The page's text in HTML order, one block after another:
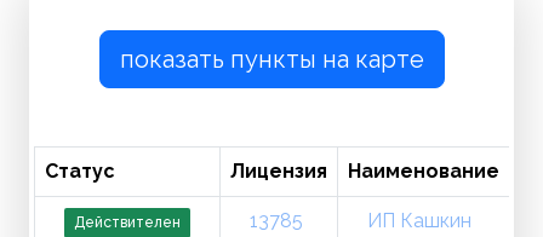
показать пункты на карте
Статус Лицензия Наименование
Действителен 13785
ИП Кашкин